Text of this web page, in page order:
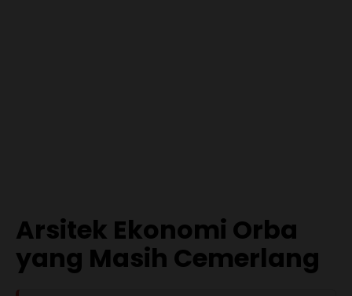
Arsitek Ekonomi Orba
yang Masih Cemerlang